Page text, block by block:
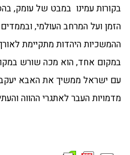
בקורות עמינו במבט של עומק,
הזמן ועל המרחב העולמי,
ההמשכיות היהדות מתקיימת
במקום אחד, הוא מכה שורש
עם ישראל ממשיך את האבא יעקב
מדמויות העבר לאתגרי ההווה